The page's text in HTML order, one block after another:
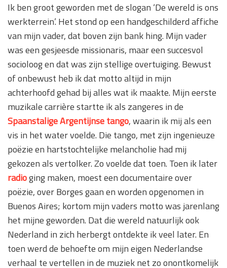
Ik ben groot geworden met de slogan ‘De wereld is ons
werkterrein’. Het stond op een handgeschilderd affiche
van mijn vader, dat boven zijn bank hing. Mijn vader
was een gesjeesde missionaris, maar een succesvol
socioloog en dat was zijn stellige overtuiging. Bewust
of onbewust heb ik dat motto altijd in mijn
achterhoofd gehad bij alles wat ik maakte. Mijn eerste
muzikale carrière startte ik als zangeres in de
Spaanstalige Argentijnse tango, waarin ik mij als een
vis in het water voelde. Die tango, met zijn ingenieuze
poëzie en hartstochtelijke melancholie had mij
gekozen als vertolker. Zo voelde dat toen. Toen ik later
radioging maken, moest een documentaire over
poëzie, over Borges gaan en worden opgenomen in
Buenos Aires; kortom mijn vaders motto was jarenlang
het mijne geworden. Dat die wereld natuurlijk ook
Nederland in zich herbergt ontdekte ik veel later. En
toen werd de behoefte om mijn eigen Nederlandse
verhaal te vertellen in de muziek net zo onontkomelijk